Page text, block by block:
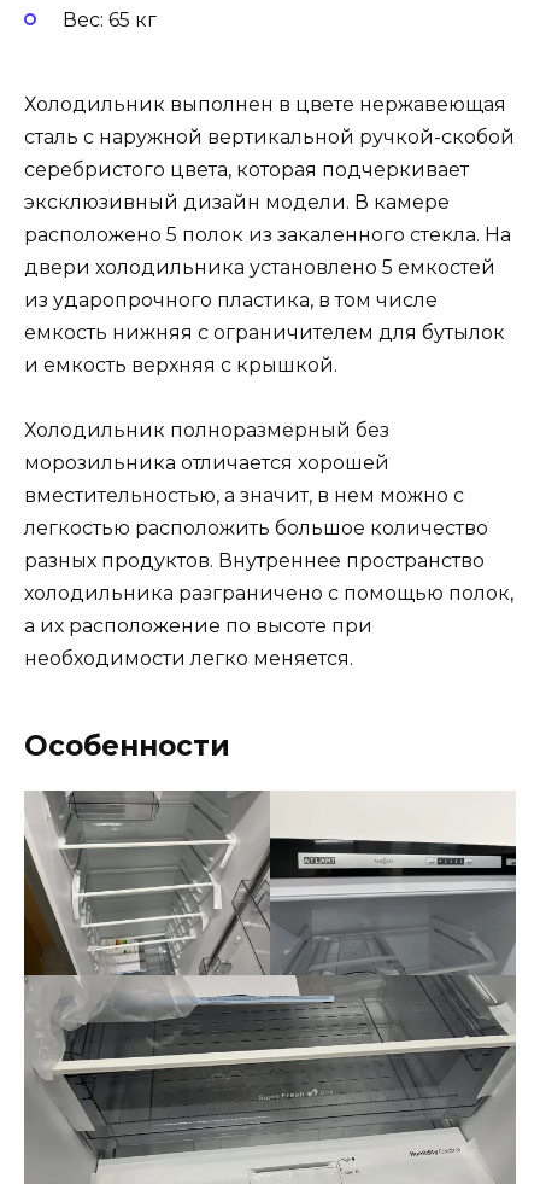
Вес: 65 кг
Холодильник выполнен в цвете нержавеющая
сталь с наружной вертикальной ручкой-скобой
серебристого цвета, которая подчеркивает
эксклюзивный дизайн модели. В камере
расположено 5 полок из закаленного стекла. На
двери холодильника установлено 5 емкостей
из ударопрочного пластика, в том числе
емкость нижняя с ограничителем для бутылок
и емкость верхняя с крышкой.
Холодильник полноразмерный без
морозильника отличается хорошей
вместительностью, а значит, в нем можно с
легкостью расположить большое количество
разных продуктов. Внутреннее пространство
холодильника разграничено с помощью полок,
а их расположение по высоте при
необходимости легко меняется.
Особенности